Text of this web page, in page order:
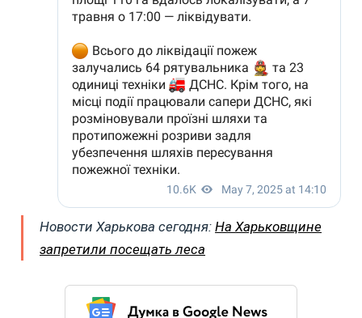
Новости Харькова сегодня: На Харьковщине
запретили посещать леса